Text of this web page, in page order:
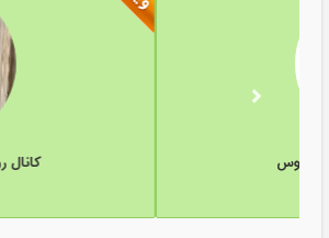
کانال روبیکا موزیک ویدیوققنوس